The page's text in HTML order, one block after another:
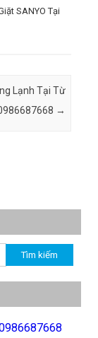
SANYO Tại
Lạnh Tại Từ
→